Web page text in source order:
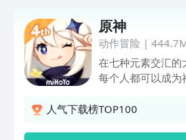
那些已经成为经典的老游戏。如
者，那么这个排行榜绝对不容错过
原神
动作冒险 |
在七种元素交汇
每个人都可以成
你自由旅行、结识
人气下载榜TOP100